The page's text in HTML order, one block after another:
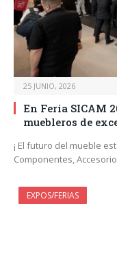
25 JUNIO, 2026
En Feria SICAM
muebleros de
¡ El futuro del mueble
Componentes,
EXPOS/FERIAS